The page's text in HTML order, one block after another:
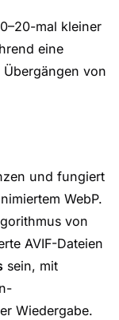
mal kleiner
eine
von
und fungiert
WebP.
von
AVIF-Dateien
sein, mit
Wiedergabe.